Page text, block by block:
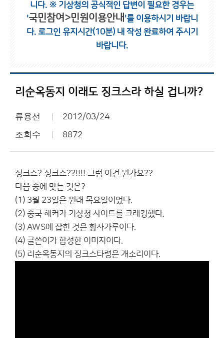
니다. ※ 기상청의 공식적인 답변이 필요한 경우는
'국민참여>민원이용안내 '를 이용하시기 바랍니
다. 로그인 유지시간(10분) 내 작성 완료하여 주시기
바랍니다.
리순옥동지 이래도 징크스라 하실 겁니까?
류용선 2012/03/24
조회수 8872
징크스? 징크스??!!!! 그럼 이건 뭔가요??
다음 중에 맞는 것은?
(1) 3월 23일은 원래 목요일이었다.
(2) 중국 해커가 기상청 사이트를 크래킹했다.
(3) AWS에 잡힌 것은 황사가루이다.
(4) 글쓴이가 합성한 이미지이다.
(5) 리순옥동지의 징크스타령은 개소리이다.